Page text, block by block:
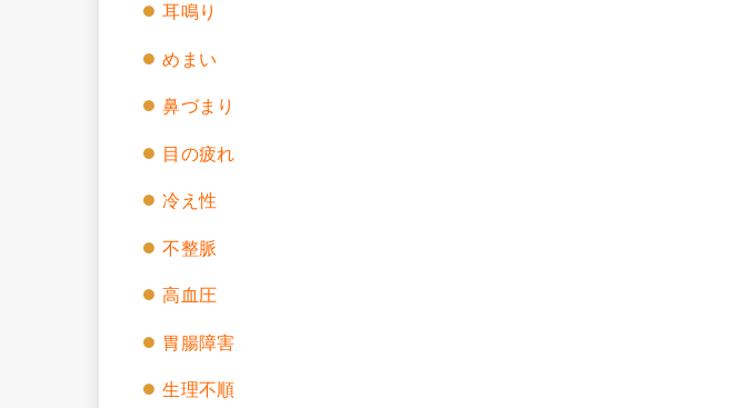
耳鳴り
めまい
鼻づまり
目の疲れ
冷え性
不整脈
高血圧
胃腸障害
生理不順